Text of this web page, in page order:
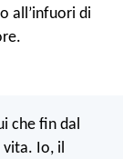
all’infuori di
che fin dal
vita. Io, il